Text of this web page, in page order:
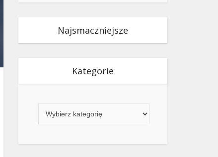
Najsmaczniejsze
Kategorie